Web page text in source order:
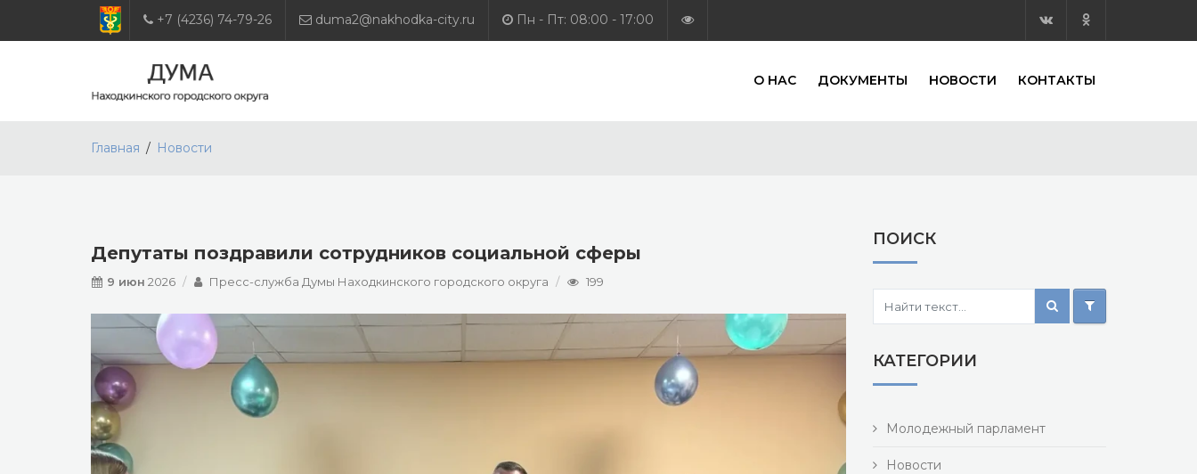
+7 (4236) 74-79-26 duma2@nakhodka-city.ru Пн - Пт: 08:00 - 17:00
О НАС ДОКУМЕНТЫ НОВОСТИ КОНТАКТЫ
Главная Новости
Депутаты поздравили сотрудников социальной сферы
9 июн 2026 Пресс-служба Думы Находкинского городского округа 199
ПОИСК
КАТЕГОРИИ
Молодежный парламент
Новости